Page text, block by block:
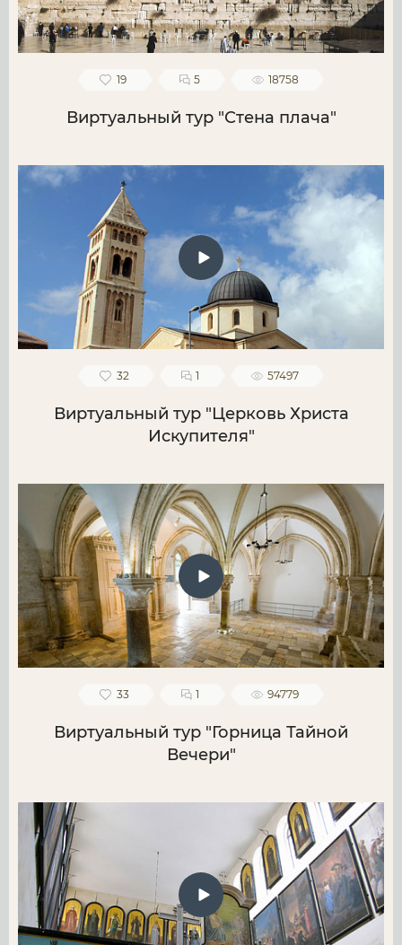
19 5 18758
Виртуальный тур "Стена плача"
32 1 57497
Виртуальный тур "Церковь Христа
Искупителя"
33 1 94779
Виртуальный тур "Горница Тайной
Вечери"